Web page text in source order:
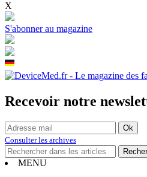
X
S'abonner au magazine
Recevoir notre
Consulter les archives
MENU